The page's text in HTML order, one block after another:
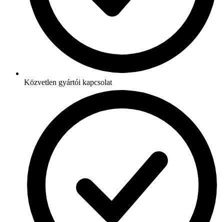
Közvetlen gyártói kapcsolat